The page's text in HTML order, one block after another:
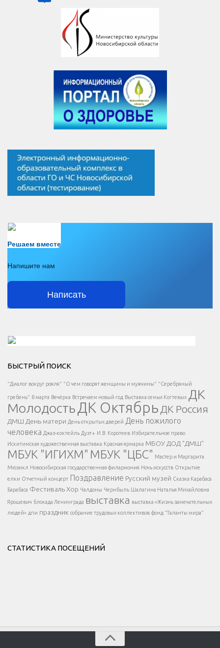
Решаем вместе
Напишите нам
Написать
Есть вопрос?
Напишите нам
</span >
Написать
</button >
</div >
</div > </div >
БЫСТРЫЙ ПОИСК
"Диалог вокруг рояля" "О чем говорят женщины и мужчины" "Серебряный
гребень" 8 марта Вечёрка Встречаем новый год Выставка семьи Когтевых ДК
МолодостьДК Октябрь ДК Россия
ДМШ День матери День открытых дверей День пожилого
человека Джаз-коктейль Дуэт+ И.В. Коротеев Избирательное право
Искитимская художественная выставка Красная ярмарка МБОУ ДОД "ДМШ"
МБУК "ИГИХМ" МБУК "ЦБС" Мастер и Маргарита
Мюзикл Новосибирская государственная филармония Ночь искусств Открытие
елки Отчетный концерт Поздравление Русский музей Сказка Карабаса
Барабаса Фестиваль Хор Чалдоны Чернбыль Шалагина Наталья Михайловна
Ярошевич блокада Ленинграда выставка выставка «Жизнь замечательных
людей» дпи праздник собрание трудовых коллективов фонд "Таланты мира"
СТАТИСТИКА ПОСЕЩЕНИЙ